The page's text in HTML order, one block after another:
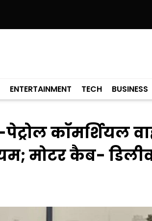
हरिमंदिर साहिब में उमड़ा श्रद्धालुओं का सैलाब
ENTERTAINMENT TECH BUSINESS
कॉमर्शियल
मोटर कैब-